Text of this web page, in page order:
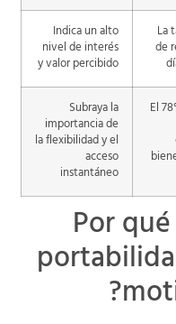
La
de
Indica un alto
nivel de interés
y valor percibido
El
Subraya la
importancia de
la flexibilidad y el
acceso
instantáneo
¿Por